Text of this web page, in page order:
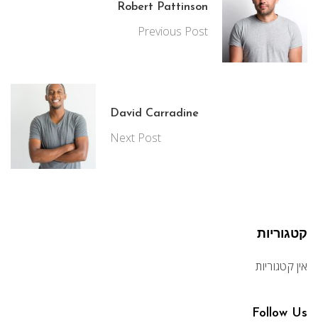
Robert Pattinson
Previous Post
David Carradine
Next Post
קטגוריות
אין קטגוריות
Follow Us